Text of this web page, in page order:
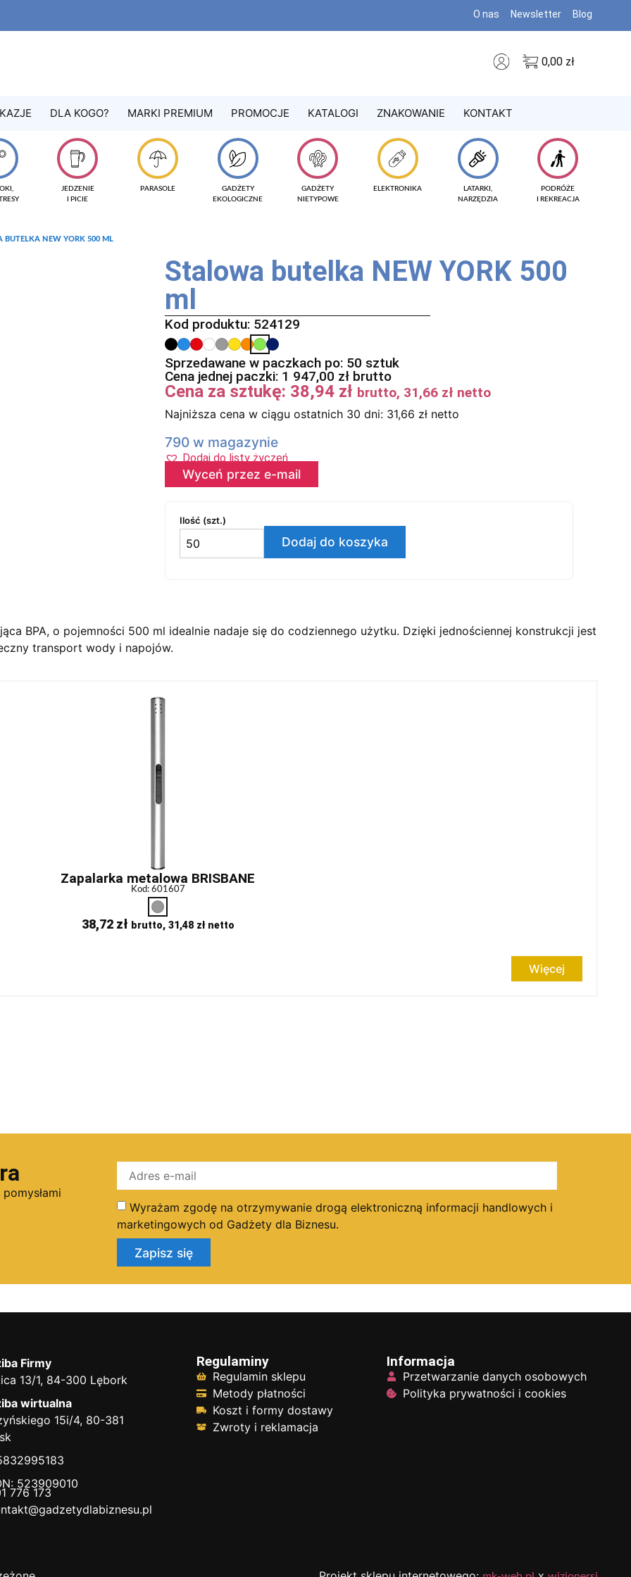
O nas Newsletter Blog
0,00 zł
DLA KOGO? MARKI PREMIUM PROMOCJE KATALOGI ZNAKOWANIE KONTAKT
JEDZENIE
I PICIE
PARASOLE
GADŻETY
EKOLOGICZNE
GADŻETY
NIETYPOWE
ELEKTRONIKA
LATARKI,
NARZĘDZIA
PODRÓŻE
I REKREACJA
BUTELKA NEW YORK 500 ML
Stalowa butelka NEW YORK 500
ml
Kod produktu: 524129
Sprzedawane w paczkach po: 50 sztuk
Cena jednej paczki: 1 947,00 zł brutto
Cena za sztukę: 38,94 zł brutto, 31,66 zł netto
Najniższa cena w ciągu ostatnich 30 dni: 31,66 zł netto
790 w magazynie
Dodaj do listy życzeń
Wyceń przez e-mail
Ilość (szt.)
Dodaj do koszyka
BPA, o pojemności 500 ml idealnie nadaje się do codziennego użytku. Dzięki jednościennej konstrukcji jest
transport wody i napojów.
Zapalarka metalowa BRISBANE
Kod: 601607
38,72 zł brutto, 31,48 złnetto
Więcej
Wyrażam zgodę na otrzymywanie drogą elektroniczną informacji handlowych i
marketingowych od Gadżety dla Biznesu.
Zapisz się
Firmy
13/1, 84-300 Lębork
wirtualna
15i/4, 80-381
523909010
776 173
Regulaminy
Regulamin sklepu
Metody płatności
Koszt i formy dostawy
Zwroty i reklamacja
Informacja
Przetwarzanie danych osobowych
Polityka prywatności i cookies